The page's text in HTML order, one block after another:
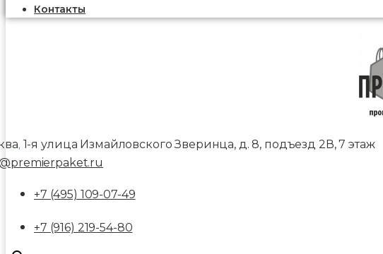
Контакты
, 1-я улица Измайловского Зверинца, д. 8, подъезд 2В, 7 этаж
+7 (495) 109-07-49
+7 (916) 219-54-80